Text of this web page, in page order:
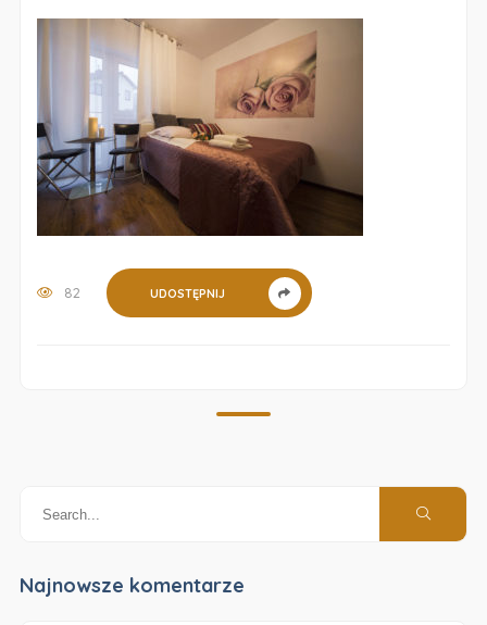
82 UDOSTĘPNIJ
Najnowsze komentarze